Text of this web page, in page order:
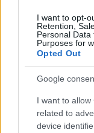
I want to opt-
Retention,
Personal
Purposes for
Opted Out
Google
I want to
related to
device
Η ανάλυσή τους
υποδηλώνει ότι
διάρκεια μιας
περίπου 10.000
Latorre,
Πανεπιστήμιο